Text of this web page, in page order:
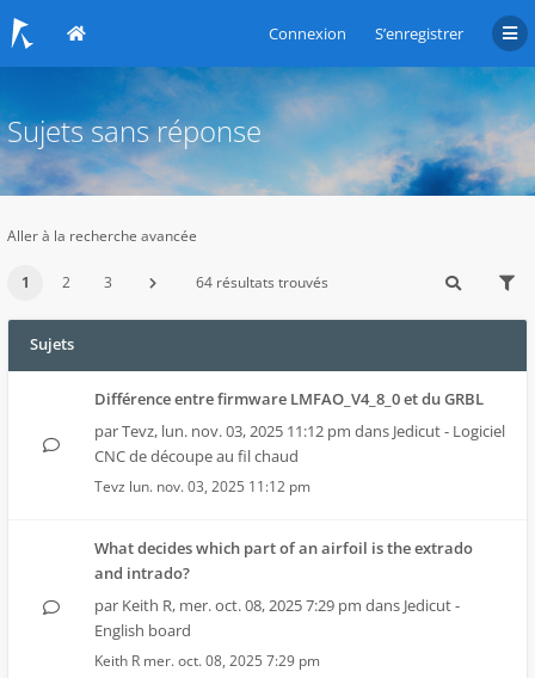
Connexion S’enregistrer
Sujets sans réponse
Aller à la recherche avancée
1 2 3 64 résultats trouvés
Sujets
Différence entre firmware LMFAO_V4_8_0 et du GRBL
parTevz, lun. nov. 03, 2025 11:12 pm dans Jedicut - Logiciel
CNC de découpe au fil chaud
Tevz lun. nov. 03, 2025 11:12 pm
What decides which part of an airfoil is the extrado
and intrado?
par Keith R, mer. oct. 08, 2025 7:29 pm dans Jedicut -
English board
Keith R mer. oct. 08, 2025 7:29 pm